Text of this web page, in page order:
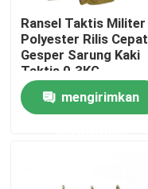
Rumah
Ransel Taktis Militer
Polyester Rilis Cepat
Gesper Sarung Kaki
Taktis 0.3KG
mengirimkan